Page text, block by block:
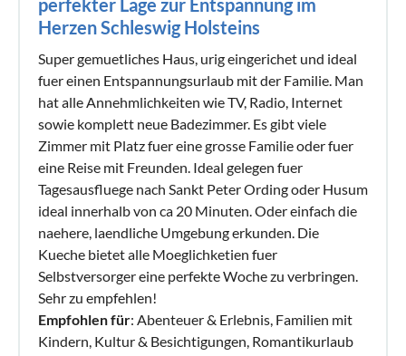
Herzen Schleswig Holsteins
Super gemuetliches Haus, urig eingerichet und ideal
fuer einen Entspannungsurlaub mit der Familie. Man
hat alle Annehmlichkeiten wie TV, Radio, Internet
sowie komplett neue Badezimmer. Es gibt viele
Zimmer mit Platz fuer eine grosse Familie oder fuer
eine Reise mit Freunden. Ideal gelegen fuer
Tagesausfluege nach Sankt Peter Ording oder Husum
ideal innerhalb von ca 20 Minuten. Oder einfach die
naehere, laendliche Umgebung erkunden. Die
Kueche bietet alle Moeglichketien fuer
Selbstversorger eine perfekte Woche zu verbringen.
Sehr zu empfehlen!
Empfohlen für: Abenteuer & Erlebnis, Familien mit
Kindern, Kultur & Besichtigungen, Romantikurlaub